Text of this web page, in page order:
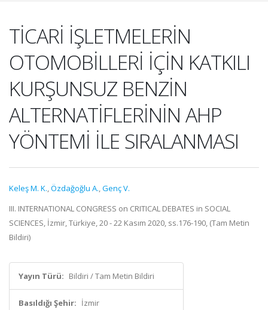
TİCARİ İŞLETMELERİN
OTOMOBİLLERİ İÇİN KATKILI
KURŞUNSUZ BENZİN
ALTERNATİFLERİNİN AHP
YÖNTEMİ İLE SIRALANMASI
Keleş M. K.,Özdağoğlu A.,Genç V.
III. INTERNATIONAL CONGRESS on CRITICAL DEBATES in SOCIAL
SCIENCES, İzmir, Türkiye, 20 - 22 Kasım 2020, ss.176-190, (Tam Metin
Bildiri)
Yayın Türü: Bildiri / Tam Metin Bildiri
Basıldığı Şehir: İzmir